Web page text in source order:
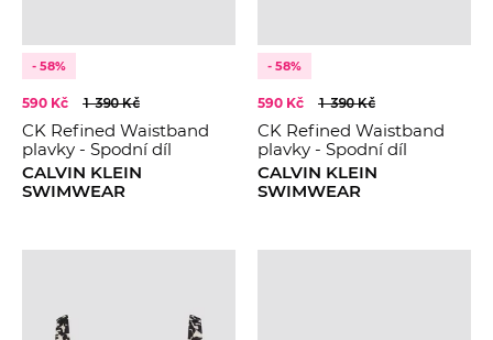
- 58%
590 Kč 1 390 Kč
CK Refined Waistband
plavky - Spodní díl
CALVIN KLEIN
SWIMWEAR
- 58%
590 Kč 1 390 Kč
CK Refined Waistband
plavky - Spodní díl
CALVIN KLEIN
SWIMWEAR